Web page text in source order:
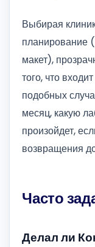
Выбирая
планирование
макет),
того, что
подобных
месяц, какую
произойдет,
возвращения
Часто
Делал ли